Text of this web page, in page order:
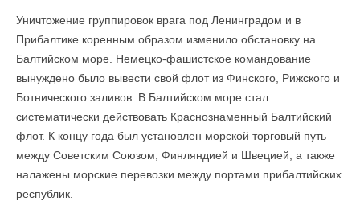
Уничтожение группировок врага под Ленинградом и в
Прибалтике коренным образом изменило обстановку на
Балтийском море. Немецко-фашистское командование
вынуждено было вывести свой флот из Финского, Рижского и
Ботнического заливов. В Балтийском море стал
систематически действовать Краснознаменный Балтийский
флот. К концу года был установлен морской торговый путь
между Советским Союзом, Финляндией и Швецией, а также
налажены морские перевозки между портами прибалтийских
республик.